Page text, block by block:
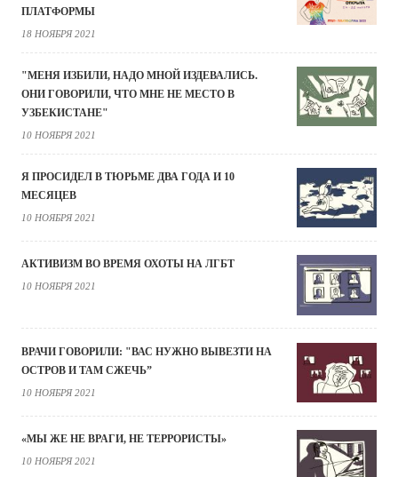
ПЛАТФОРМЫ
18 НОЯБРЯ 2021
"МЕНЯ ИЗБИЛИ, НАДО МНОЙ ИЗДЕВАЛИСЬ.
ОНИ ГОВОРИЛИ, ЧТО МНЕ НЕ МЕСТО В
УЗБЕКИСТАНЕ"
10 НОЯБРЯ 2021
Я ПРОСИДЕЛ В ТЮРЬМЕ ДВА ГОДА И 10
МЕСЯЦЕВ
10 НОЯБРЯ 2021
АКТИВИЗМ ВО ВРЕМЯ ОХОТЫ НА ЛГБТ
10 НОЯБРЯ 2021
ВРАЧИ ГОВОРИЛИ: "ВАС НУЖНО ВЫВЕЗТИ НА
ОСТРОВ И ТАМ СЖЕЧЬ”
10 НОЯБРЯ 2021
«МЫ ЖЕ НЕ ВРАГИ, НЕ ТЕРРОРИСТЫ»
10 НОЯБРЯ 2021